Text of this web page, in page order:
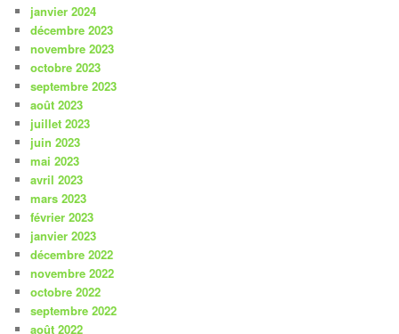
janvier 2024
décembre 2023
novembre 2023
octobre 2023
septembre 2023
août 2023
juillet 2023
juin 2023
mai 2023
avril 2023
mars 2023
février 2023
janvier 2023
décembre 2022
novembre 2022
octobre 2022
septembre 2022
août 2022